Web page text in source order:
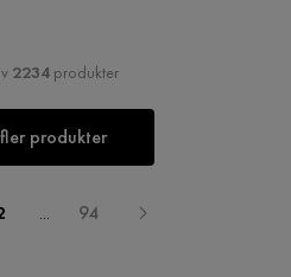
2234produkter
produkter
... 94